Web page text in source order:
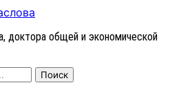
доктора общей и экономической